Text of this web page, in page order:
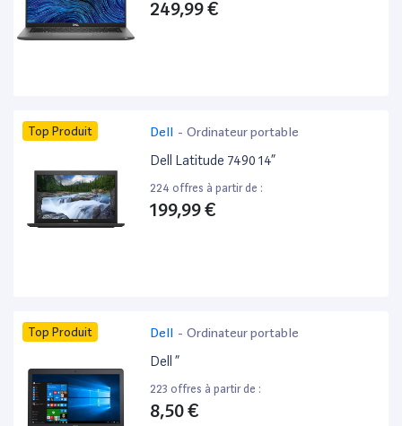
249,99 €
Top Produit Dell - Ordinateur portable
Dell Latitude 7490 14”
224 offres à partir de :
199,99 €
Top Produit Dell - Ordinateur portable
Dell ”
223 offres à partir de :
8,50 €